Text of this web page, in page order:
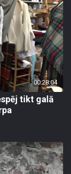
00:28:04
tikt galā